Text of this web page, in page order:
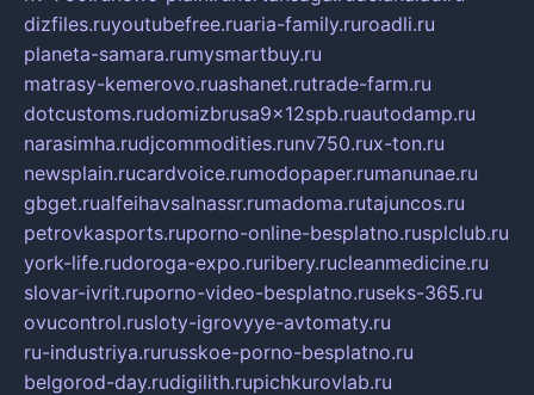
dizfiles.ruyoutubefree.ruaria-family.ruroadli.ru
planeta-samara.rumysmartbuy.ru
matrasy-kemerovo.ruashanet.rutrade-farm.ru
dotcustoms.rudomizbrusa9x12spb.ruautodamp.ru
narasimha.rudjcommodities.runv750.rux-ton.ru
newsplain.rucardvoice.rumodopaper.rumanunae.ru
gbget.rualfeihavsalnassr.rumadoma.rutajuncos.ru
petrovkasports.ruporno-online-besplatno.rusplclub.ru
york-life.rudoroga-expo.ruribery.rucleanmedicine.ru
slovar-ivrit.ruporno-video-besplatno.ruseks-365.ru
ovucontrol.rusloty-igrovyye-avtomaty.ru
ru-industriya.rurusskoe-porno-besplatno.ru
belgorod-day.rudigilith.rupichkurovlab.ru